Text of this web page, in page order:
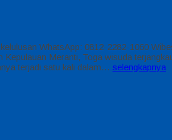
WhatsApp: 0812-2282-1060
Meranti, Toga wisuda
terjadi satu kali dalam… selengkapnya